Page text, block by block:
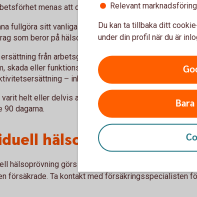
menas att du:
fullgöra sitt vanliga arbete utan anpassningar,
som beror på hälsoskäl.
från arbetsgivare eller Försäkringskassan
skada eller funktionsnedsättning (t ex sjuklön,
– inklusive vilande sådan).
varit helt eller delvis arbetsoförmögen i mer än 14
90 dagarna.
hälsoprövning
hälsoprövning görs med stöd av en hälsodeklaration
försäkrade. Ta kontakt med försäkringsspecialisten
Relevant marknadsföring
Du kan ta tillbaka ditt
under din profil när du är